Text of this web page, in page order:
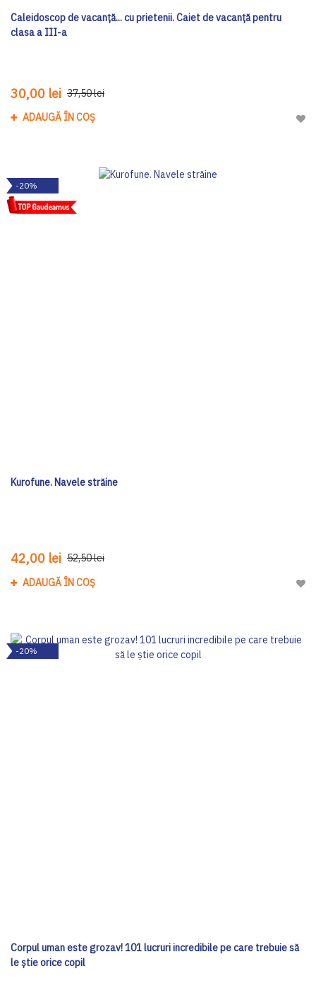
Caleidoscop de vacanță... cu prietenii. Caiet de vacanţă pentru
clasa a III-a
30,00 lei 37,50 lei
ADAUGĂ ÎN COȘ
-20%
Kurofune. Navele străine
42,00 lei 52,50 lei
ADAUGĂ ÎN COȘ
-20%
Corpul uman este grozav! 101 lucruri incredibile pe care trebuie să
le știe orice copil